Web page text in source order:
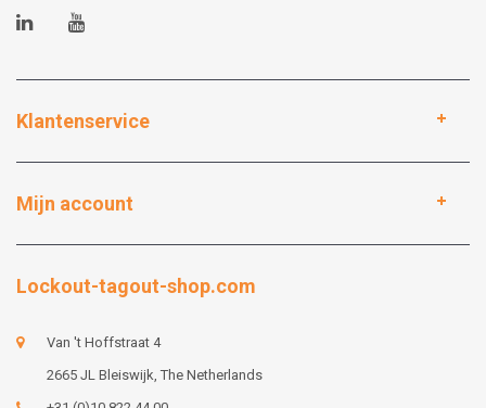
Klantenservice
Mijn account
Lockout-tagout-shop.com
Van 't Hoffstraat 4
2665 JL Bleiswijk, The Netherlands